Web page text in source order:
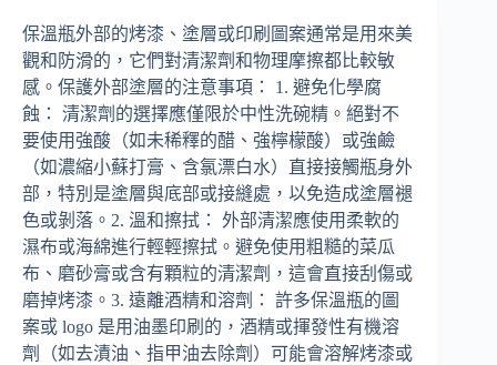
保溫瓶外部的烤漆、塗層或印刷圖案通常是用來美
觀和防滑的，它們對清潔劑和物理摩擦都比較敏
感。保護外部塗層的注意事項： 1. 避免化學腐
蝕： 清潔劑的選擇應僅限於中性洗碗精。絕對不
要使用強酸（如未稀釋的醋、強檸檬酸）或強鹼
（如濃縮小蘇打膏、含氯漂白水）直接接觸瓶身外
部，特別是塗層與底部或接縫處，以免造成塗層褪
色或剝落。2. 溫和擦拭： 外部清潔應使用柔軟的
濕布或海綿進行輕輕擦拭。避免使用粗糙的菜瓜
布、磨砂膏或含有顆粒的清潔劑，這會直接刮傷或
磨掉烤漆。3. 遠離酒精和溶劑： 許多保溫瓶的圖
案或 logo 是用油墨印刷的，酒精或揮發性有機溶
劑（如去漬油、指甲油去除劑）可能會溶解烤漆或